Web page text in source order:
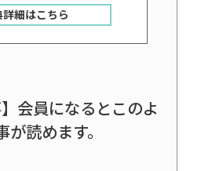
詳細はこちら
】会員になるとこのよ
が読めます。